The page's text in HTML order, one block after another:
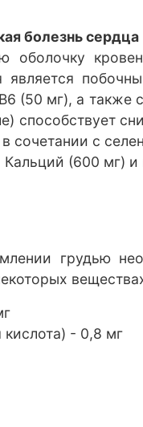
болезнь сердца
оболочку
(50 мг), а также
способствует
сочетании с
Кальций (600 мг)
грудью
- 0,8 мг